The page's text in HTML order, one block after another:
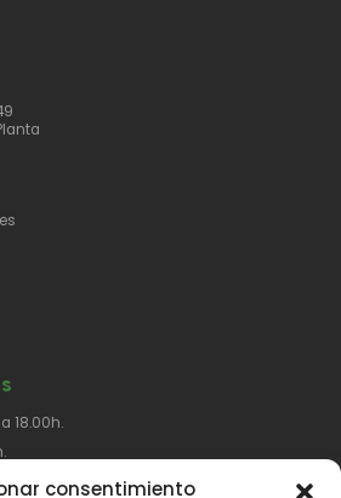
consentimiento
18.00h.